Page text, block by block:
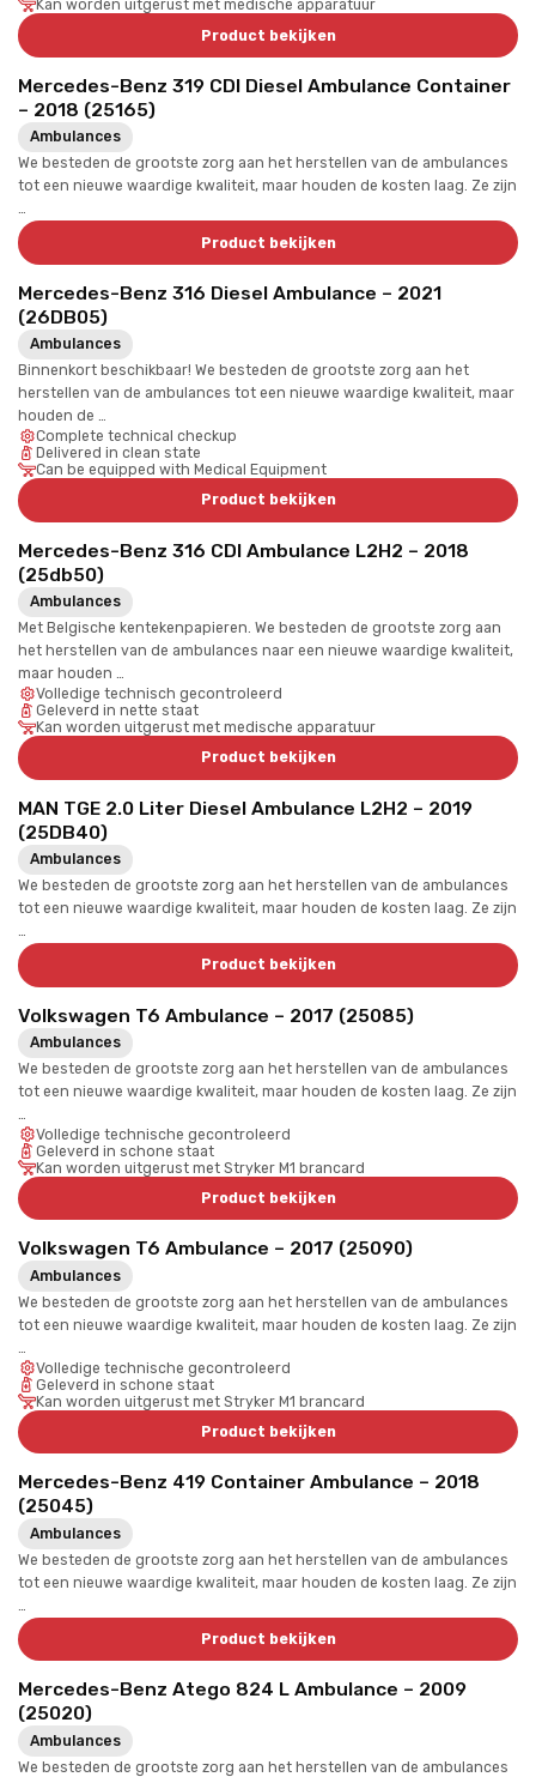
Kan worden uitgerust met medische apparatuur
Product bekijken
Mercedes-Benz 319 CDI Diesel Ambulance Container
– 2018 (25165)
Ambulances
We besteden de grootste zorg aan het herstellen van de ambulances
tot een nieuwe waardige kwaliteit, maar houden de kosten laag. Ze zijn
…
Product bekijken
Mercedes-Benz 316 Diesel Ambulance – 2021
(26DB05)
Ambulances
Binnenkort beschikbaar! We besteden de grootste zorg aan het
herstellen van de ambulances tot een nieuwe waardige kwaliteit, maar
houden de …
Complete technical checkup
Delivered in clean state
Can be equipped with Medical Equipment
Product bekijken
Mercedes-Benz 316 CDI Ambulance L2H2 – 2018
(25db50)
Ambulances
Met Belgische kentekenpapieren. We besteden de grootste zorg aan
het herstellen van de ambulances naar een nieuwe waardige kwaliteit,
maar houden …
Volledige technisch gecontroleerd
Geleverd in nette staat
Kan worden uitgerust met medische apparatuur
Product bekijken
MAN TGE 2.0 Liter Diesel Ambulance L2H2 – 2019
(25DB40)
Ambulances
We besteden de grootste zorg aan het herstellen van de ambulances
tot een nieuwe waardige kwaliteit, maar houden de kosten laag. Ze zijn
…
Product bekijken
Volkswagen T6 Ambulance – 2017 (25085)
Ambulances
We besteden de grootste zorg aan het herstellen van de ambulances
tot een nieuwe waardige kwaliteit, maar houden de kosten laag. Ze zijn
…
Volledige technische gecontroleerd
Geleverd in schone staat
Kan worden uitgerust met Stryker M1 brancard
Product bekijken
Volkswagen T6 Ambulance – 2017 (25090)
Ambulances
We besteden de grootste zorg aan het herstellen van de ambulances
tot een nieuwe waardige kwaliteit, maar houden de kosten laag. Ze zijn
…
Volledige technische gecontroleerd
Geleverd in schone staat
Kan worden uitgerust met Stryker M1 brancard
Product bekijken
Mercedes-Benz 419 Container Ambulance – 2018
(25045)
Ambulances
We besteden de grootste zorg aan het herstellen van de ambulances
tot een nieuwe waardige kwaliteit, maar houden de kosten laag. Ze zijn
…
Product bekijken
Mercedes-Benz Atego 824 L Ambulance – 2009
(25020)
Ambulances
We besteden de grootste zorg aan het herstellen van de ambulances